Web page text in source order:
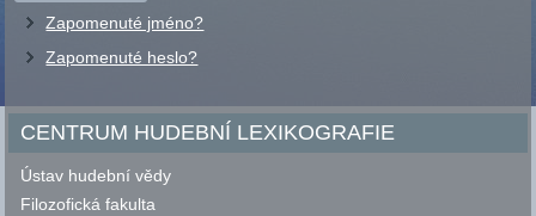
Zapomenuté jméno?
Zapomenuté heslo?
CENTRUM HUDEBNÍ LEXIKOGRAFIE
Ústav hudební vědy
Filozofická fakulta